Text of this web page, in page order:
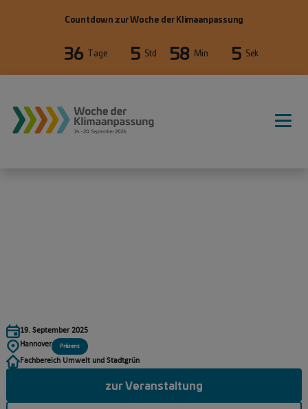
Countdown zur Woche der Klimaanpassung
36 Tage 5 Std 58 Min 5 Sek
19. September 2025
Hannover
Präsenz
Fachbereich Umwelt und Stadtgrün
zur Veranstaltung